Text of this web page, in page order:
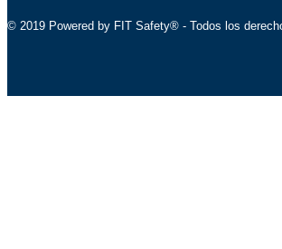
© 2019 Powered by FIT Safety® - Todos los